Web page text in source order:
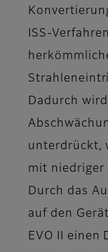
ISS-
Dadurch
unterdrückt,
mit niedriger
Durch das
auf den
EVO II einen